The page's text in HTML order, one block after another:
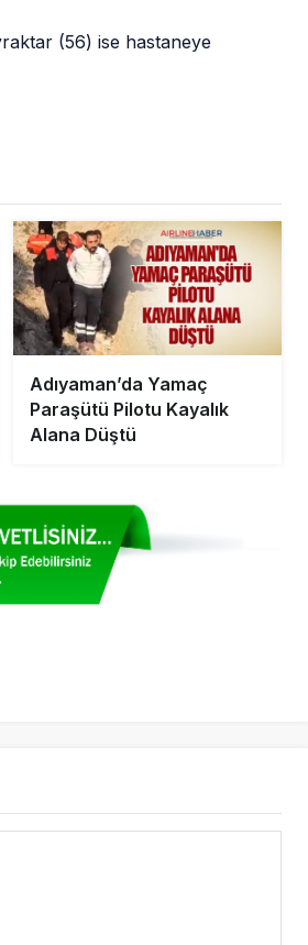
(56) ise hastaneye
Adıyaman’da Yamaç
Paraşütü Pilotu Kayalık
Alana Düştü